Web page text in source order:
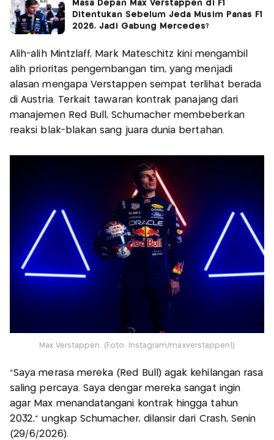
Masa Depan Max Verstappen di F1
Ditentukan Sebelum Jeda Musim Panas F1
2026, Jadi Gabung Mercedes?
Alih-alih Mintzlaff, Mark Mateschitz kini mengambil
alih prioritas pengembangan tim, yang menjadi
alasan mengapa Verstappen sempat terlihat berada
di Austria. Terkait tawaran kontrak panajang dari
manajemen Red Bull, Schumacher membeberkan
reaksi blak-blakan sang juara dunia bertahan.
Max Verstappen. (Foto: Instagram/maxverstappen1)
"Saya merasa mereka (Red Bull) agak kehilangan rasa
saling percaya. Saya dengar mereka sangat ingin
agar Max menandatangani kontrak hingga tahun
2032,” ungkap Schumacher, dilansir dari Crash, Senin
(29/6/2026).